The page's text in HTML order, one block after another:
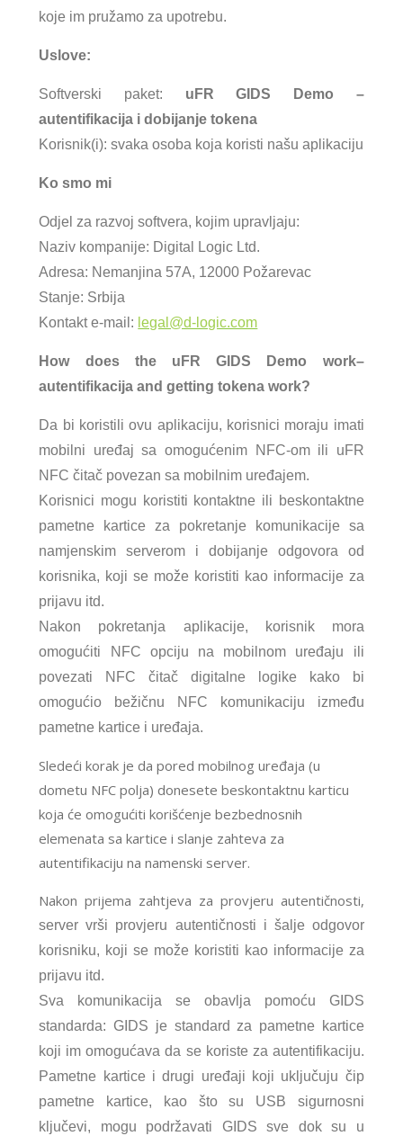
koje im pružamo za upotrebu.
Uslove:
Softverski paket: uFR GIDS Demo –
autentifikacija i dobijanje tokena
Korisnik(i): svaka osoba koja koristi našu aplikaciju
Ko smo mi
Odjel za razvoj softvera, kojim upravljaju:
Naziv kompanije: Digital Logic Ltd.
Adresa: Nemanjina 57A, 12000 Požarevac
Stanje: Srbija
Kontakt e-mail: legal@d-logic.com
How does the uFR GIDS Demo work–
autentifikacija and getting tokena work?
Da bi koristili ovu aplikaciju, korisnici moraju imati
mobilni uređaj sa omogućenim NFC-om ili uFR
NFC čitač povezan sa mobilnim uređajem.
Korisnici mogu koristiti kontaktne ili beskontaktne
pametne kartice za pokretanje komunikacije sa
namjenskim serverom i dobijanje odgovora od
korisnika, koji se može koristiti kao informacije za
prijavu itd.
Nakon pokretanja aplikacije, korisnik mora
omogućiti NFC opciju na mobilnom uređaju ili
povezati NFC čitač digitalne logike kako bi
omogućio bežičnu NFC komunikaciju između
pametne kartice i uređaja.
Sledeći korak je da pored mobilnog uređaja (u
dometu NFC polja) donesete beskontaktnu karticu
koja će omogućiti korišćenje bezbednosnih
elemenata sa kartice i slanje zahteva za
autentifikaciju na namenski server.
Nakon prijema zahtjeva za provjeru autentičnosti,
server vrši provjeru autentičnosti i šalje odgovor
korisniku, koji se može koristiti kao informacije za
prijavu itd.
Sva komunikacija se obavlja pomoću GIDS
standarda: GIDS je standard za pametne kartice
koji im omogućava da se koriste za autentifikaciju.
Pametne kartice i drugi uređaji koji uključuju čip
pametne kartice, kao što su USB sigurnosni
ključevi, mogu podržavati GIDS sve dok su u